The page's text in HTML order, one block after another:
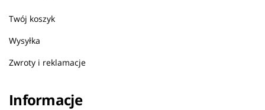
Twój koszyk
Wysyłka
Zwroty i reklamacje
Informacje